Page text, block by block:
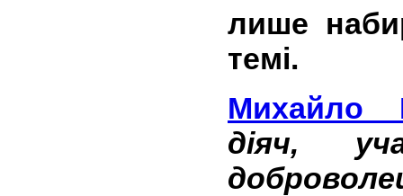
лише
темі.
Михайло
діяч,